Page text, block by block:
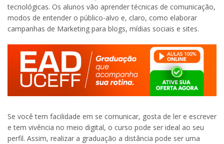
tecnológicas. Os alunos vão aprender técnicas de comunicação,
modos de entender o público-alvo e, claro, como elaborar
campanhas de Marketing para blogs, mídias sociais e sites.
Se você tem facilidade em se comunicar, gosta de ler e escrever
e tem vivência no meio digital, o curso pode ser ideal ao seu
perfil. Assim, realizar a graduação a distância pode ser uma